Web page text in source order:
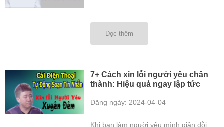
Đọc thêm
7+ Cách xin lỗi người yêu chân
thành: Hiệu quả ngay lập tức
Đăng ngày: 2024-04-04
Khi bạn làm người yêu mình giận dỗi,